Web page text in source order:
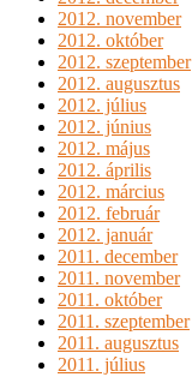
2012. november
2012. október
2012. szeptember
2012. augusztus
2012. július
2012. június
2012. május
2012. április
2012. március
2012. február
2012. január
2011. december
2011. november
2011. október
2011. szeptember
2011. augusztus
2011. július